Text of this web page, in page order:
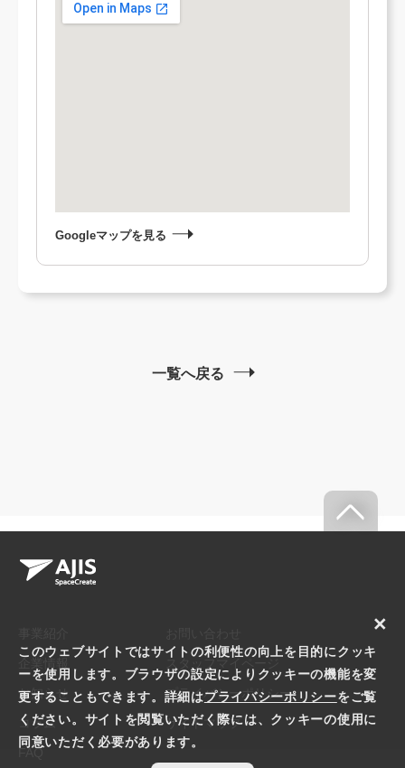
Googleマップを見る
一覧へ戻る
お知らせ
コラム
FAQ
プライバシーポリシー
サイトマップ
このウェブサイトではサイトの利便性の向上を目的にクッキ
ーを使用します。ブラウザの設定によりクッキーの機能を変
更することもできます。詳細はプライバシーポリシーをご覧
ください。サイトを閲覧いただく際には、クッキーの使用に
同意いただく必要があります。
×